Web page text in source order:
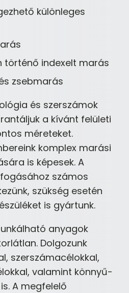
különleges
történő indexelt marás
zsebmarás
és szerszámok
a kívánt felületi
méreteket.
komplex marási
is képesek. A
számos
szükség esetén
is gyártunk.
anyagok
Dolgozunk
szerszámacélokkal,
valamint könnyű-
A megfelelő